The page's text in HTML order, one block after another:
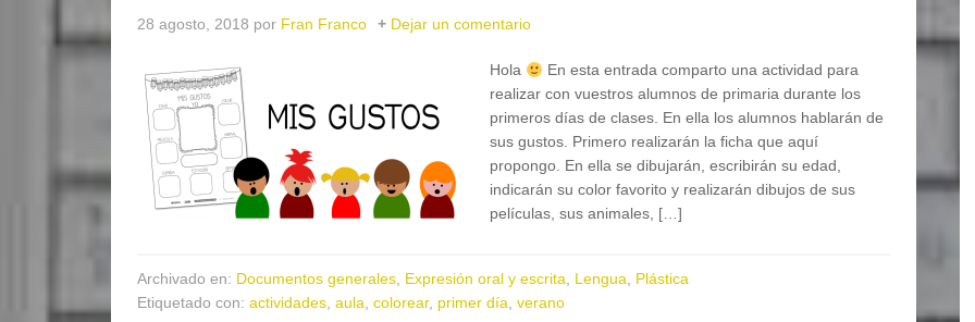
28 agosto, 2018 por Fran Franco Dejar un comentario
Hola
En esta entrada comparto una actividad para
realizar con vuestros alumnos de primaria durante los
primeros días de clases. En ella los alumnos hablarán de
sus gustos. Primero realizarán la ficha que aquí
propongo. En ella se dibujarán, escribirán su edad,
indicarán su color favorito y realizarán dibujos de sus
películas, sus animales, […]
Archivado en: Documentos generales, Expresión oral y escrita, Lengua, Plástica
Etiquetado con: actividades, aula, colorear, primer día, verano